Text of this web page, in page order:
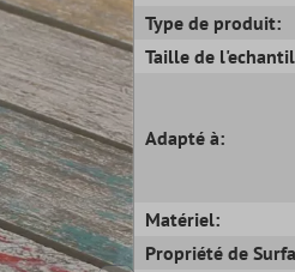
Type de produit:
Taille de
Adapté à:
Matériel:
Propriété de